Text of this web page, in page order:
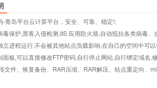
-青岛平台云计算平台，安全、可靠、稳定!;
毒保护,黑客入侵检测,IIS 应用防火墙,自动抵抗各类病毒、
立进程运行,不会被其他站点负载影响,在自己的空间中可
面板,可以直接修改FTP密码,自行停止网站,自行绑定域名,
文件、恢复备份、RAR压缩、RAR解压、站点重定向、